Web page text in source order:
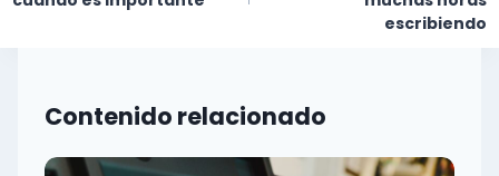
escribiendo
Contenido relacionado